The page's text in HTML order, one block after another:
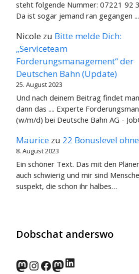
steht folgende Nummer: 07221 92
Da ist sogar jemand ran gegangen ...
Nicole zu Bitte melde Dich:
„Serviceteam
Forderungsmanagement“ der
Deutschen Bahn (Update)
25. August 2023
Und nach deinem Beitrag findet
dann das .... Experte
(w/m/d) bei Deutsche Bahn AG -
Maurice zu 22 Bonuslevel
8. August 2023
Ein schöner Text. Das mit den
auch schwierig und mir sind
suspekt, die schon ihr halbes…
Dobschat anderswo
norden.social
Instagram
Facebook
wp-punks.social
LinkedIn